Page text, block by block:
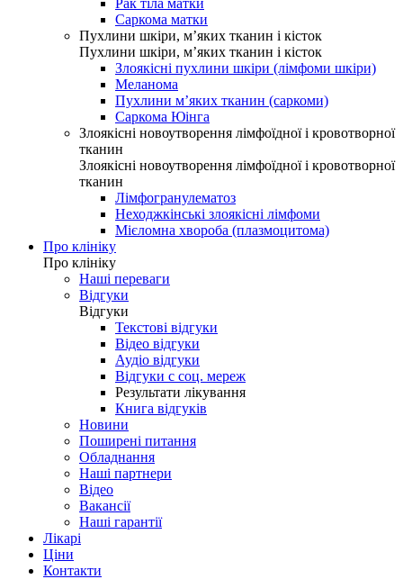
Рак тіла матки
Саркома матки
Пухлини шкіри, м’яких тканин і кісток
Пухлини шкіри, м’яких тканин і кісток
Злоякісні пухлини шкіри (лімфоми шкіри)
Меланома
Пухлини м’яких тканин (саркоми)
Саркома Юінга
Злоякісні новоутворення лімфоїдної і кровотворної
тканин
Злоякісні новоутворення лімфоїдної і кровотворної
тканин
Лімфогранулематоз
Неходжкінські злоякісні лімфоми
Мієломна хвороба (плазмоцитома)
Про клініку
Про клініку
Наші переваги
Відгуки
Відгуки
Текстові відгуки
Відео відгуки
Аудіо відгуки
Відгуки с соц. мереж
Результати лікування
Книга відгуків
Новини
Поширені питання
Обладнання
Наші партнери
Відео
Вакансії
Наші гарантії
Лікарі
Ціни
Контакти